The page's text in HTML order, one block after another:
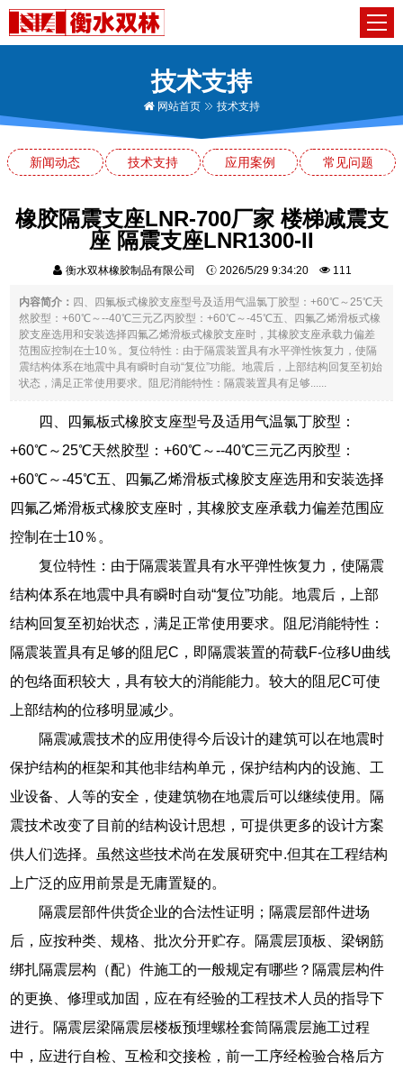
技术支持
网站首页 技术支持
新闻动态 技术支持 应用案例 常见问题
橡胶隔震支座LNR-700厂家 楼梯减震支
座 隔震支座LNR1300-II
衡水双林橡胶制品有限公司 2026/5/29 9:34:20 111
内容简介： 四、四氟板式橡胶支座型号及适用气温氯丁胶型：+60℃～25℃天
然胶型：+60℃～--40℃三元乙丙胶型：+60℃～-45℃五、四氟乙烯滑板式橡
胶支座选用和安装选择四氟乙烯滑板式橡胶支座时，其橡胶支座承载力偏差
范围应控制在士10％。复位特性：由于隔震装置具有水平弹性恢复力，使隔
震结构体系在地震中具有瞬时自动“复位”功能。地震后，上部结构回复至初始
状态，满足正常使用要求。阻尼消能特性：隔震装置具有足够......
四、四氟板式橡胶支座型号及适用气温氯丁胶型：
+60℃～25℃天然胶型：+60℃～--40℃三元乙丙胶型：
+60℃～-45℃五、四氟乙烯滑板式橡胶支座选用和安装选择
四氟乙烯滑板式橡胶支座时，其橡胶支座承载力偏差范围应
控制在士10％。
复位特性：由于隔震装置具有水平弹性恢复力，使隔震
结构体系在地震中具有瞬时自动“复位”功能。地震后，上部
结构回复至初始状态，满足正常使用要求。阻尼消能特性：
隔震装置具有足够的阻尼C，即隔震装置的荷载F-位移U曲线
的包络面积较大，具有较大的消能能力。较大的阻尼C可使
上部结构的位移明显减少。
隔震减震技术的应用使得今后设计的建筑可以在地震时
保护结构的框架和其他非结构单元，保护结构内的设施、工
业设备、人等的安全，使建筑物在地震后可以继续使用。隔
震技术改变了目前的结构设计思想，可提供更多的设计方案
供人们选择。虽然这些技术尚在发展研究中.但其在工程结构
上广泛的应用前景是无庸置疑的。
隔震层部件供货企业的合法性证明；隔震层部件进场
后，应按种类、规格、批次分开贮存。隔震层顶板、梁钢筋
绑扎隔震层构（配）件施工的一般规定有哪些？隔震层构件
的更换、修理或加固，应在有经验的工程技术人员的指导下
进行。隔震层梁隔震层楼板预埋螺栓套筒隔震层施工过程
中，应进行自检、互检和交接检，前一工序经检验合格后方